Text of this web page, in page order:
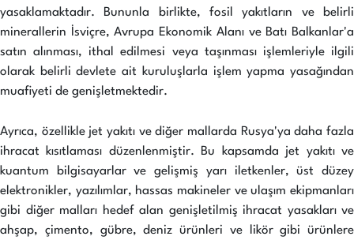
yasaklamaktadır. Bununla birlikte, fosil yakıtların ve belirli
minerallerin İsviçre, Avrupa Ekonomik Alanı ve Batı Balkanlar'a
satın alınması, ithal edilmesi veya taşınması işlemleriyle ilgili
olarak belirli devlete ait kuruluşlarla işlem yapma yasağından
muafiyeti de genişletmektedir.
Ayrıca, özellikle jet yakıtı ve diğer mallarda Rusya'ya daha fazla
ihracat kısıtlaması düzenlenmiştir. Bu kapsamda jet yakıtı ve
kuantum bilgisayarlar ve gelişmiş yarı iletkenler, üst düzey
elektronikler, yazılımlar, hassas makineler ve ulaşım ekipmanları
gibi diğer malları hedef alan genişletilmiş ihracat yasakları ve
ahşap, çimento, gübre, deniz ürünleri ve likör gibi ürünlere